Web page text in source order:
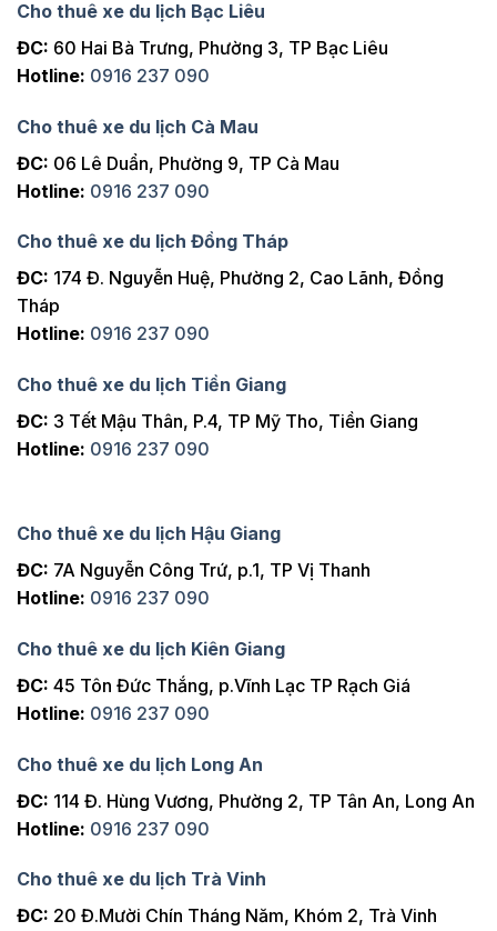
Cho thuê xe du lịch Bạc Liêu
ĐC: 60 Hai Bà Trưng, Phường 3, TP Bạc Liêu
Hotline: 0916 237 090
Cho thuê xe du lịch Cà Mau
ĐC: 06 Lê Duẩn, Phường 9, TP Cà Mau
Hotline: 0916 237 090
Cho thuê xe du lịch Đồng Tháp
ĐC: 174 Đ. Nguyễn Huệ, Phường 2, Cao Lãnh, Đồng
Tháp
Hotline: 0916 237 090
Cho thuê xe du lịch Tiền Giang
ĐC: 3 Tết Mậu Thân, P.4, TP Mỹ Tho, Tiền Giang
Hotline: 0916 237 090
Cho thuê xe du lịch Hậu Giang
ĐC: 7A Nguyễn Công Trứ, p.1, TP Vị Thanh
Hotline: 0916 237 090
Cho thuê xe du lịch Kiên Giang
ĐC: 45 Tôn Đức Thắng, p.Vĩnh Lạc TP Rạch Giá
Hotline: 0916 237 090
Cho thuê xe du lịch Long An
ĐC: 114 Đ. Hùng Vương, Phường 2, TP Tân An, Long An
Hotline: 0916 237 090
Cho thuê xe du lịch Trà Vinh
ĐC: 20 Đ.Mười Chín Tháng Năm, Khóm 2, Trà Vinh